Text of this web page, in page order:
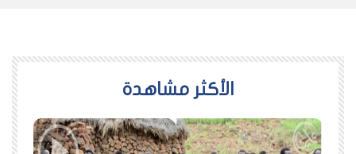
اﻷكثر مشاهدة